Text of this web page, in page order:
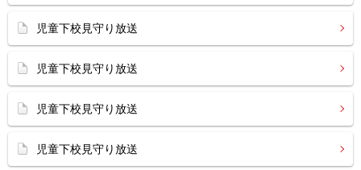
児童下校見守り放送
児童下校見守り放送
児童下校見守り放送
児童下校見守り放送